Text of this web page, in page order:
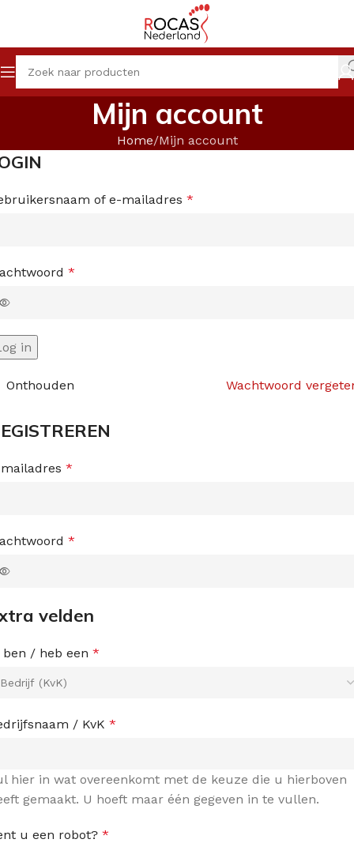
Mijn account
Home Mijn account
of e-mailadres *
*
in
Wachtwoord
Onthouden
*
*
velden
ben / heb een *
/ KvK *
hier in wat overeenkomt met de keuze die u hierboven
gemaakt. U hoeft maar één gegeven in te vullen.
u een robot? *